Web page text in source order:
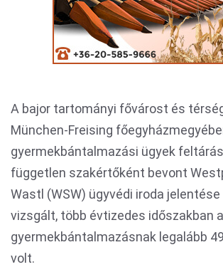
A bajor tartományi fővárost és
München-Freising
gyermekbántalmazási ügyek
független szakértőként bevont
Wastl (WSW) ügyvédi iroda
vizsgált, több évtizedes időszakban a
gyermekbántalmazásnak legalább
volt.